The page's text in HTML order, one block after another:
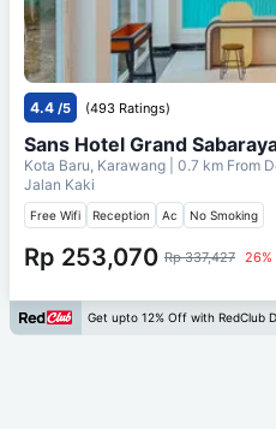
4.4 /5 (493 Ratings)
Sans Hotel Grand
Kota Baru, Karawang | 0.7 km From
Jalan Kaki
Free Wifi Reception Ac No Smoking
Rp 253,070 Rp 337,427
Get upto 12% Off with RedClub